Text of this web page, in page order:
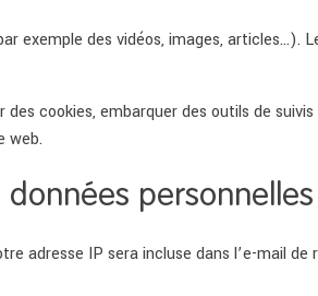
exemple des vidéos, images, articles…).
cookies, embarquer des outils de
web.
personnelles
adresse IP sera incluse dans l’e-mail de